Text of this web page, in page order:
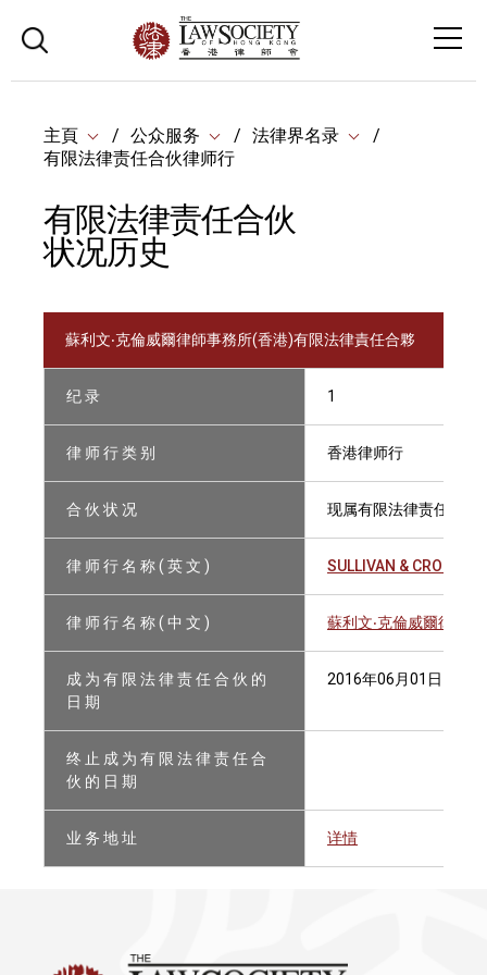
主頁 公众服务
法律界名录
有限法律责任合伙律师行
有限法律责任合伙
状况历史
蘇利文‧克倫威爾律師事務所(香港)有限法律責任合夥
纪 录 1
律 师 行 类 别 香港律师行
合 伙 状 况 现属有限法律责任合伙
律 师 行 名 称 ( 英 文 ) SULLIVAN &
律 师 行 名 称 ( 中 文 ) 蘇利文‧克倫威爾律師
成 为 有 限 法 律 责 任 合 伙 的
日 期
2016年06月01日
终 止 成 为 有 限 法 律 责 任 合
伙 的 日 期
业 务 地 址 详情